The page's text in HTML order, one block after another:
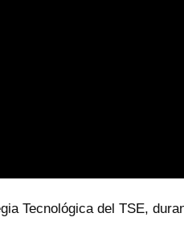
Tecnológica del TSE,